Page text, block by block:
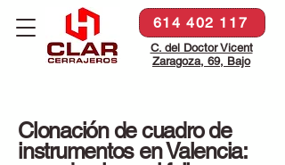
614 402 117
C. del Doctor Vicent
Zaragoza, 69, Bajo
Clonación de cuadro de
instrumentos en Valencia: